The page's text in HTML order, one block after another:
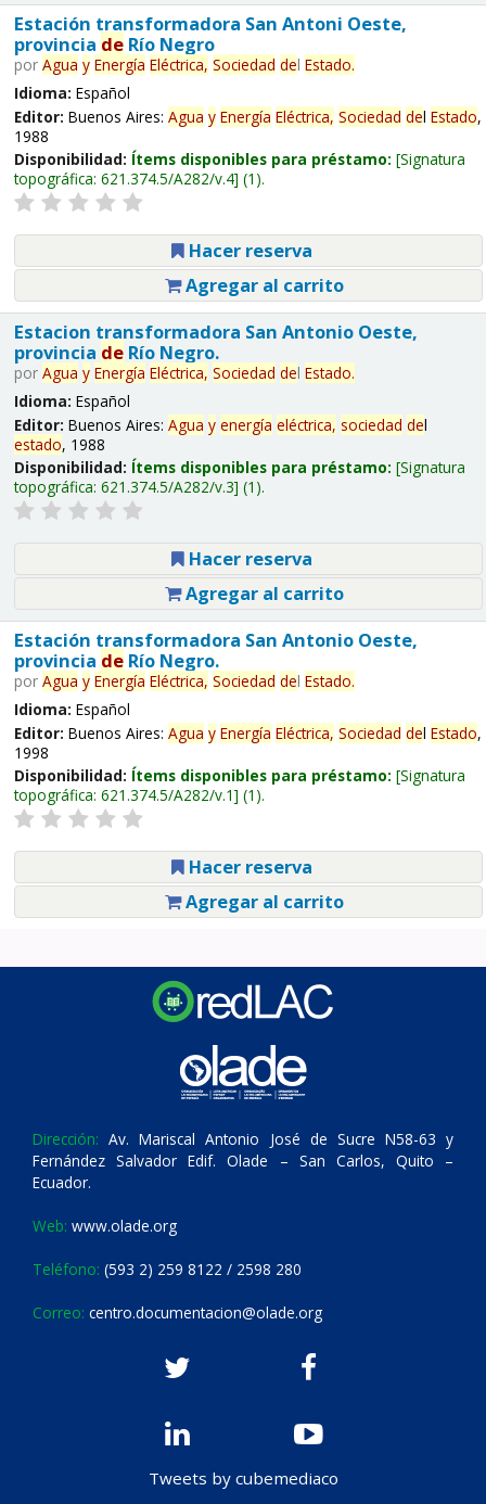
Estación transformadora San Antoni Oeste,
provincia deRío Negro
por Agua y Energía Eléctrica, Sociedad del Estado.
Idioma: Español
Editor: Buenos Aires: Agua y Energía Eléctrica, Sociedad del Estado,
1988
Disponibilidad: Ítems disponibles para préstamo: Signatura
topográfica: 621.374.5/A282/v.4 (1).
Hacer reserva
Agregar al carrito
Estacion transformadora San Antonio Oeste,
provincia deRío Negro.
por Agua y Energía Eléctrica, Sociedad del Estado.
Idioma: Español
Editor: Buenos Aires: Agua y energía eléctrica, sociedad del
estado, 1988
Disponibilidad: Ítems disponibles para préstamo: Signatura
topográfica: 621.374.5/A282/v.3 (1).
Hacer reserva
Agregar al carrito
Estación transformadora San Antonio Oeste,
provincia deRío Negro.
por Agua y Energía Eléctrica, Sociedad del Estado.
Idioma: Español
Editor: Buenos Aires: Agua y Energía Eléctrica, Sociedad del Estado,
1998
Disponibilidad: Ítems disponibles para préstamo: Signatura
topográfica: 621.374.5/A282/v.1 (1).
Hacer reserva
Agregar al carrito
Dirección: Av. Mariscal Antonio José de Sucre N58-63 y
Fernández Salvador Edif. Olade – San Carlos, Quito –
Ecuador.
Web: www.olade.org
Teléfono: (593 2) 259 8122 / 2598 280
Correo: centro.documentacion@olade.org
Tweets by cubemediaco